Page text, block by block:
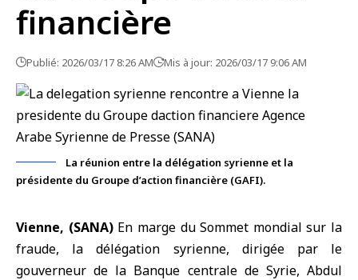
financière
Publié: 2026/03/17 8:26 AM Mis à jour: 2026/03/17 9:06 AM
La réunion entre la délégation syrienne et la
présidente du Groupe d’action financière (GAFI).
Vienne, (SANA)En marge du Sommet mondial sur la
fraude, la délégation syrienne, dirigée par le
gouverneur de la Banque centrale de Syrie, Abdul